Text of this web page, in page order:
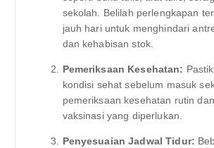
sekolah. Belilah perlengkapan
jauh hari untuk menghindari
dan kehabisan stok.
Pemeriksaan Kesehatan:
kondisi sehat sebelum masuk
pemeriksaan kesehatan rutin
vaksinasi yang diperlukan.
Penyesuaian Jadwal Tidur: